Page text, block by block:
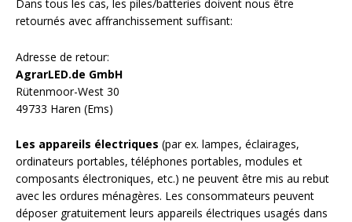
Dans tous les cas, les piles/batteries doivent nous être
retournés avec affranchissement suffisant:
Adresse de retour:
AgrarLED.de GmbH
Rütenmoor-West 30
49733 Haren (Ems)
Les appareils électriques (par ex. lampes, éclairages,
ordinateurs portables, téléphones portables, modules et
composants électroniques, etc.) ne peuvent être mis au rebut
avec les ordures ménagères. Les consommateurs peuvent
déposer gratuitement leurs appareils électriques usagés dans